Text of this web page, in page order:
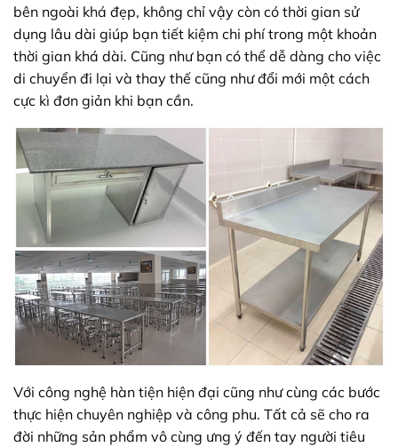
bên ngoài khá đẹp, không chỉ vậy còn có thời gian sử
dụng lâu dài giúp bạn tiết kiệm chi phí trong một khoản
thời gian khá dài. Cũng như bạn có thể dễ dàng cho việc
di chuyển đi lại và thay thế cũng như đổi mới một cách
cực kì đơn giản khi bạn cần.
Với công nghệ hàn tiện hiện đại cũng như cùng các bước
thực hiện chuyên nghiệp và công phu. Tất cả sẽ cho ra
đời những sản phẩm vô cùng ưng ý đến tay người tiêu